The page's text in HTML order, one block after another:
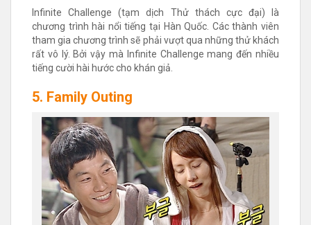
Infinite Challenge (tạm dịch Thử thách cực đại) là
chương trình hài nổi tiếng tại Hàn Quốc. Các thành viên
tham gia chương trình sẽ phải vượt qua những thử khách
rất vô lý. Bởi vậy mà Infinite Challenge mang đến nhiều
tiếng cười hài hước cho khán giả.
5. Family Outing